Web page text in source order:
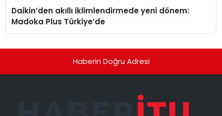
Daikin’den akıllı iklimlendirmede yeni dönem:
Madoka Plus Türkiye’de
Haberin Doğru Adresi